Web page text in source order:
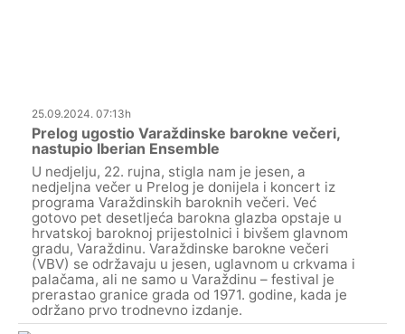
25.09.2024. 07:13h
Prelog ugostio Varaždinske barokne večeri,
nastupio Iberian Ensemble
U nedjelju, 22. rujna, stigla nam je jesen, a
nedjeljna večer u Prelog je donijela i koncert iz
programa Varaždinskih baroknih večeri. Već
gotovo pet desetljeća barokna glazba opstaje u
hrvatskoj baroknoj prijestolnici i bivšem glavnom
gradu, Varaždinu. Varaždinske barokne večeri
(VBV) se održavaju u jesen, uglavnom u crkvama i
palačama, ali ne samo u Varaždinu – festival je
prerastao granice grada od 1971. godine, kada je
održano prvo trodnevno izdanje.